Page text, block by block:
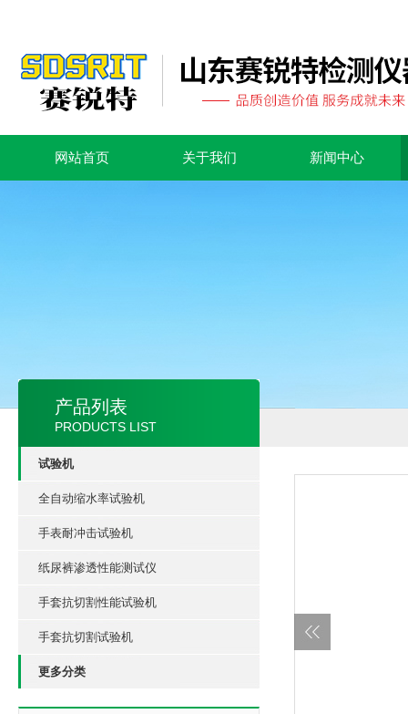
网站首页 关于我们 新闻中心
产品列表
PRODUCTS LIST
试验机
全自动缩水率试验机
手表耐冲击试验机
纸尿裤渗透性能测试仪
手套抗切割性能试验机
手套抗切割试验机
更多分类